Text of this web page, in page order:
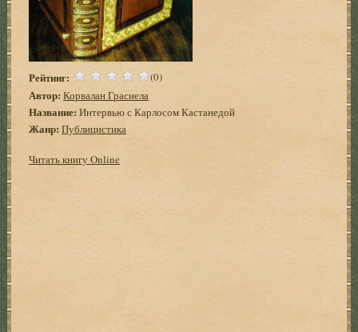
Рейтинг: (0)
Автор: Корвалан Грасиела
Название: Интервью с Карлосом Кастанедой
Жанр: Публицистика
Читать книгу Online